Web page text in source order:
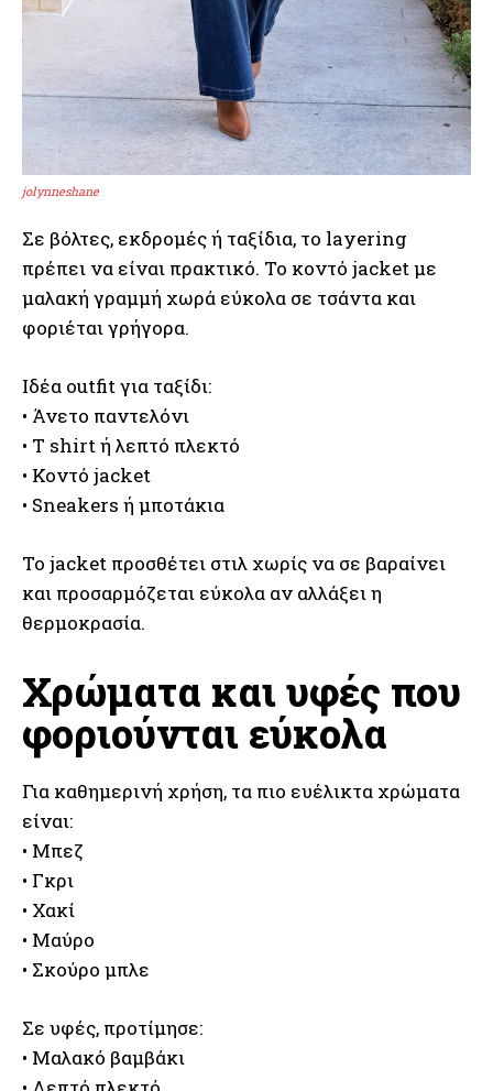
jolynneshane
Σε βόλτες, εκδρομές ή ταξίδια, το layering
πρέπει να είναι πρακτικό. Το κοντό jacket με
μαλακή γραμμή χωρά εύκολα σε τσάντα και
φοριέται γρήγορα.
Ιδέα outfit για ταξίδι:
• Άνετο παντελόνι
• T shirt ή λεπτό πλεκτό
• Κοντό jacket
• Sneakers ή μποτάκια
Το jacket προσθέτει στιλ χωρίς να σε βαραίνει
και προσαρμόζεται εύκολα αν αλλάξει η
θερμοκρασία.
Χρώματα και υφές που
φοριούνται εύκολα
Για καθημερινή χρήση, τα πιο ευέλικτα χρώματα
είναι:
• Μπεζ
• Γκρι
• Χακί
• Μαύρο
• Σκούρο μπλε
Σε υφές, προτίμησε:
• Μαλακό βαμβάκι